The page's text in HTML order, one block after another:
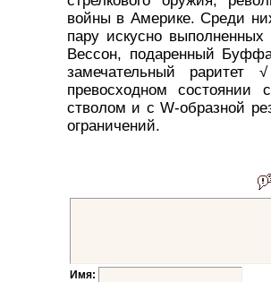
войны в Америке. Среди
пару искусно
Вессон, подаренный
замечательный раритет
превосходном
стволом и с W-образной
ограничений.
Имя: